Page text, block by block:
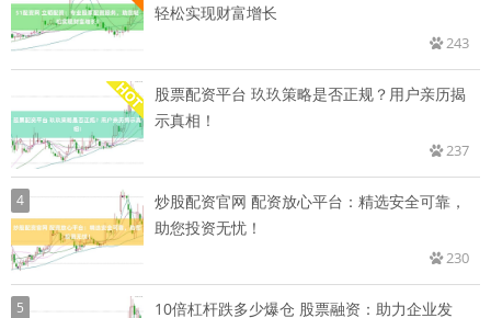
轻松实现财富增长
243
股票配资平台 玖玖策略是否正规？用户亲历揭
示真相！
237
4
炒股配资官网 配资放心平台：精选安全可靠，
助您投资无忧！
230
5 10倍杠杆跌多少爆仓 股票融资：助力企业发